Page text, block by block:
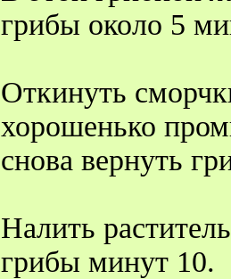
грибы около 5
Откинуть
хорошенько
снова вернуть
Налить
грибы минут 10.